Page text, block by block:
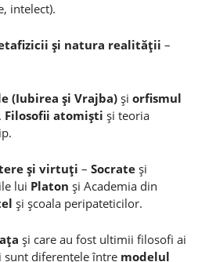
intelect).
şi natura realităţii –
(Iubirea şi Vrajba) şi orfismul
Filosofii atomişti şi teoria
şi virtuţi – Socrate şi
lui Platon şi Academia din
şi şcoala peripateticilor.
şi care au fost ultimii filosofi ai
sunt diferenţele între modelul